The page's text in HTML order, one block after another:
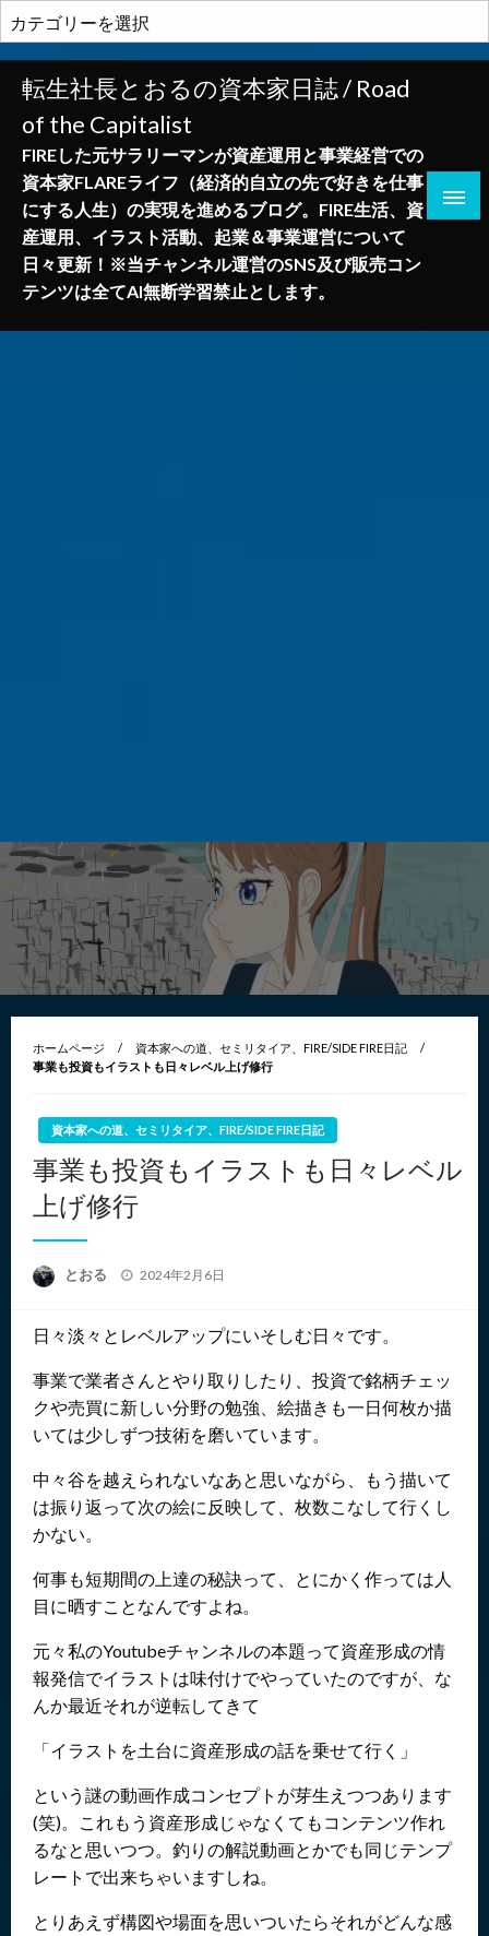
ン
テ
テ
転生社長とおるの資本家日誌 / Road
of the Capitalist
FIREした元サラリーマンが資産運用と事業経営での
資本家FLAREライフ（経済的自立の先で好きを仕事
にする人生）の実現を進めるブログ。FIRE生活、資
産運用、イラスト活動、起業＆事業運営について
日々更新！※当チャンネル運営のSNS及び販売コン
テンツは全てAI無断学習禁止とします。
ホームページ
資本家への道、セミリタイア、FIRE/SIDE FIRE日記
事業も投資もイラストも日々レベル上げ修行
資本家への道、セミリタイア、FIRE/SIDE FIRE日記
事業も投資もイラストも日々レベル
上げ修行
とおる
投
2024年2月6日
日々淡々とレベルアップにいそしむ日々です。
事業で業者さんとやり取りしたり、投資で銘柄チェッ
クや売買に新しい分野の勉強、絵描きも一日何枚か描
いては少しずつ技術を磨いています。
中々谷を越えられないなあと思いながら、もう描いて
は振り返って次の絵に反映して、枚数こなして行くし
かない。
何事も短期間の上達の秘訣って、とにかく作っては人
目に晒すことなんですよね。
元々私のYoutubeチャンネルの本題って資産形成の情
報発信でイラストは味付けでやっていたのですが、な
んか最近それが逆転してきて
「イラストを土台に資産形成の話を乗せて行く」
という謎の動画作成コンセプトが芽生えつつあります
(笑)。これもう資産形成じゃなくてもコンテンツ作れ
るなと思いつつ。釣りの解説動画とかでも同じテンプ
レートで出来ちゃいますしね。
とりあえず構図や場面を思いついたらそれがどんな感